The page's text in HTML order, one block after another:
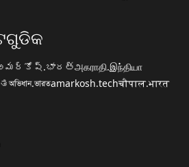
அகராதி.இந்தியா
অভিধান.ভারতamarkosh.techचौपाल.भारत